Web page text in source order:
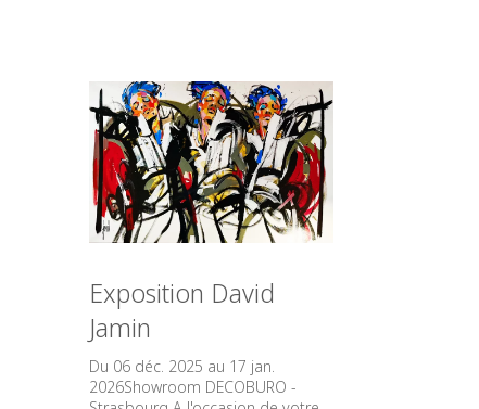
Exposition David
Jamin
Du 06 déc. 2025 au 17 jan.
2026Showroom DECOBURO -